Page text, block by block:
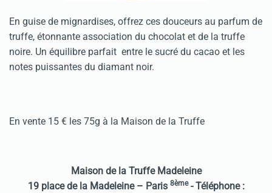
En guise de mignardises, offrez ces douceurs au parfum de
truffe, étonnante association du chocolat et de la truffe
noire. Un équilibre parfait entre le sucré du cacao et les
notes puissantes du diamant noir.
En vente 15 € les 75g à la Maison de la Truffe
Maison de la Truffe Madeleine
19 place de la Madeleine – Paris 8ème- Téléphone :